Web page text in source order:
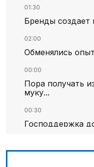
01:30
Бренды создает
02:00
Обменялись
00:00
Пора получать
муку...
00:30
Господдержка